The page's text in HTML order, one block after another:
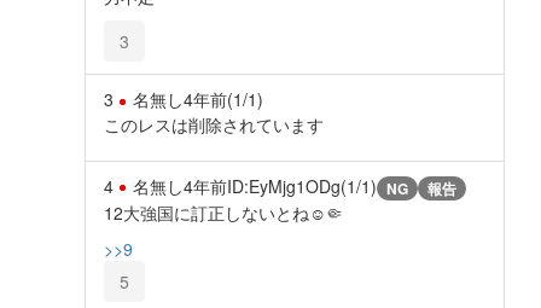
3
3 名無し4年前(1/1)
このレスは削除されています
4 名無し4年前ID:EyMjg1ODg(1/1) NG 報告
12大強国に訂正しないとね☺️🤏
>>9
5